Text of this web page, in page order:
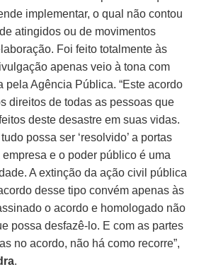
implementar, o qual não contou
atingidos ou de movimentos
Foi feito totalmente às
apenas veio à tona com
pela Agência Pública. “Este acordo
direitos de todas as pessoas que
deste desastre em suas vidas.
possa ser ‘resolvido’ a portas
e o poder público é uma
A extinção da ação civil pública
desse tipo convém apenas às
o acordo e homologado não
possa desfazê-lo. E com as partes
no acordo, não há como recorre”,
.